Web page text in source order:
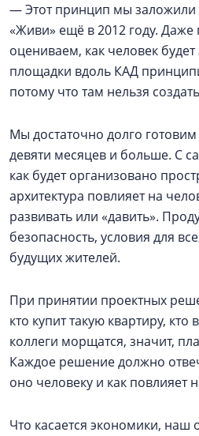
— Этот принцип мы заложили
«Живи» ещё в 2012 году. Даже
оцениваем, как человек
площадки вдоль КАД
потому что там нельзя
Мы достаточно долго
девяти месяцев и больше. С
как будет организовано
архитектура повлияет на
развивать или «давить».
безопасность, условия для
будущих жителей.
При принятии проектных
кто купит такую квартиру, кто
коллеги морщатся, значит,
Каждое решение должно
оно человеку и как повлияет
Что касается экономики, наш